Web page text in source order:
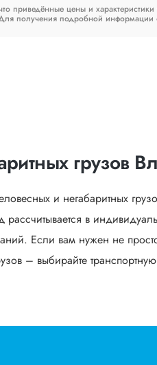
приведённые цены и
получения подробной информации
грузов
и негабаритных
в
Если вам нужен не
– выбирайте